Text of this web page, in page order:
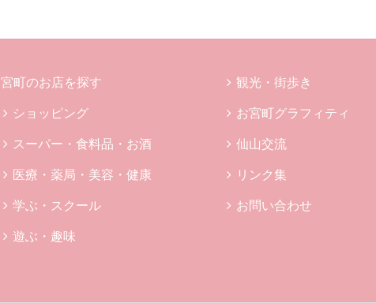
宮町のお店を探す
ショッピング
スーパー・食料品・お酒
医療・薬局・美容・健康
学ぶ・スクール
遊ぶ・趣味
観光・街歩き
お宮町グラフィティ
仙山交流
リンク集
お問い合わせ